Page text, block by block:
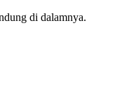
di dalamnya.